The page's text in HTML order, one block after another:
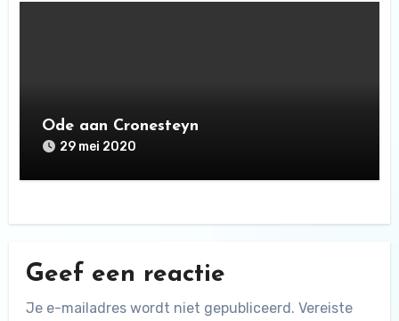
Ode aan Cronesteyn
29 mei 2020
Geef een reactie
Je e-mailadres wordt niet gepubliceerd. Vereiste